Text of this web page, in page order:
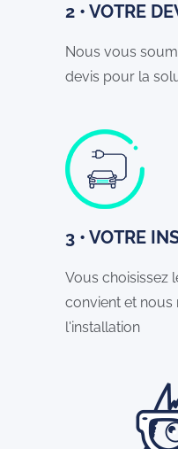
2 • VOTRE
Nous vous
devis pour la
3 • VOTRE
Vous choisissez
convient et nous
l'installation